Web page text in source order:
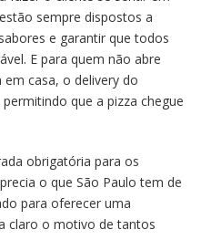
sempre dispostos a
e garantir que todos
E para quem não abre
casa, o delivery do
que a pizza chegue
obrigatória para os
o que São Paulo tem de
para oferecer uma
claro o motivo de tantos